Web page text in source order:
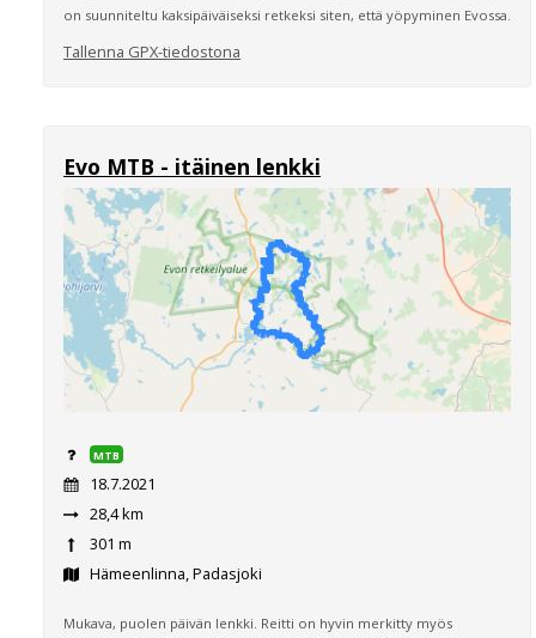
on suunniteltu kaksipäiväiseksi retkeksi siten, että yöpyminen Evossa.
Tallenna GPX-tiedostona
Evo MTB - itäinen lenkki
MTB
18.7.2021
28,4 km
301 m
Hämeenlinna, Padasjoki
Mukava, puolen päivän lenkki. Reitti on hyvin merkitty myös